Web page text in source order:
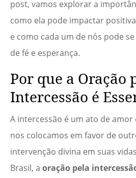
post, vamos explorar a
como ela pode impactar
e como cada um de nós pode
de fé e esperança.
Por que a Oração
Intercessão é
A intercessão é um ato de amor
nos colocamos em favor de
intervenção divina em suas
Brasil, a oração pela